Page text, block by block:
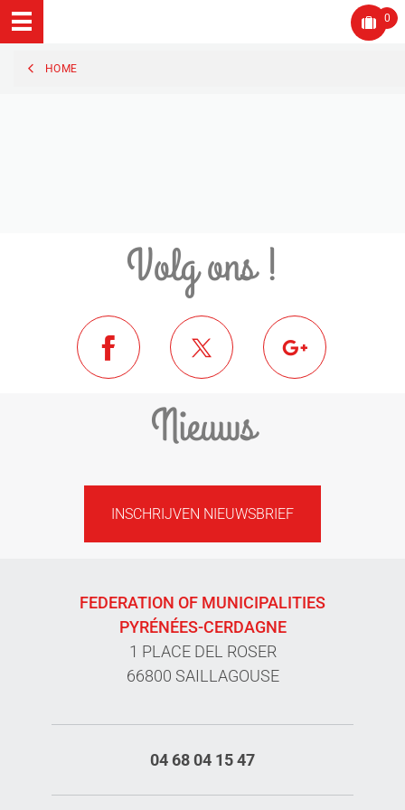
0
HOME
Volg ons !
Nieuws
INSCHRIJVEN NIEUWSBRIEF
FEDERATION OF MUNICIPALITIES
PYRÉNÉES-CERDAGNE
1 PLACE DEL ROSER
66800 SAILLAGOUSE
04 68 04 15 47